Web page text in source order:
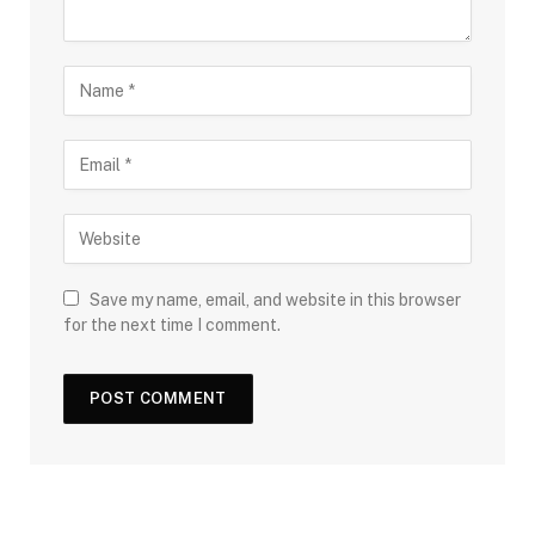
Save my name, email, and website in this browser
for the next time I comment.